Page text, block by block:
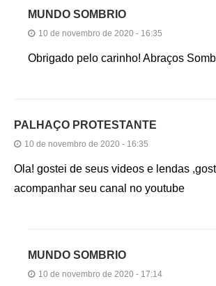
MUNDO SOMBRIO
10 de novembro de 2020 - 16:35
Obrigado pelo carinho! Abraços
PALHAÇO PROTESTANTE
10 de novembro de 2020 - 16:35
Ola! gostei de seus videos e lendas
acompanhar seu canal no youtube
MUNDO SOMBRIO
10 de novembro de 2020 - 17:14